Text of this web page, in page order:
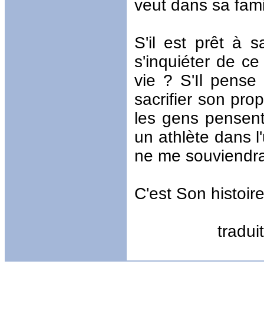
veut dans sa
S'il est prêt à
s'inquiéter de
vie ? S'Il pense
sacrifier son
les gens
un athlète dans
ne me
C'est Son